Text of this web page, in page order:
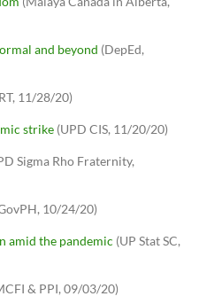
and beyond (DepEd,
11/28/20)
strike (UPD CIS, 11/20/20)
Sigma Rho Fraternity,
10/24/20)
amid the pandemic (UP Stat SC,
& PPI, 09/03/20)